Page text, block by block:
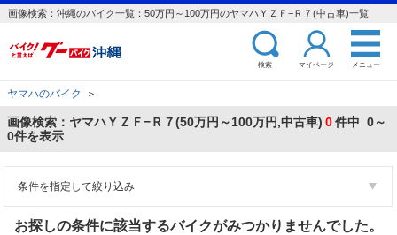
画像検索：沖縄のバイク一覧：50万円～100万円のヤマハＹＺＦ−Ｒ７(中古車)一覧
検索 マイページ メニュー
ヤマハのバイク ＞
画像検索：ヤマハＹＺＦ−Ｒ７(50万円～100万円,中古車) 0件中 0～
0件を表示
条件を指定して絞り込み
お探しの条件に該当するバイクがみつかりませんでした。